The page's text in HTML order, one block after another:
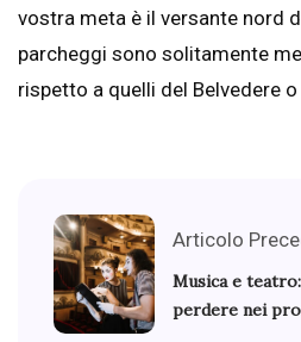
vostra meta è il versante nord
parcheggi sono solitamente
rispetto a quelli del Belvedere
Articolo
Musica e
perdere nei